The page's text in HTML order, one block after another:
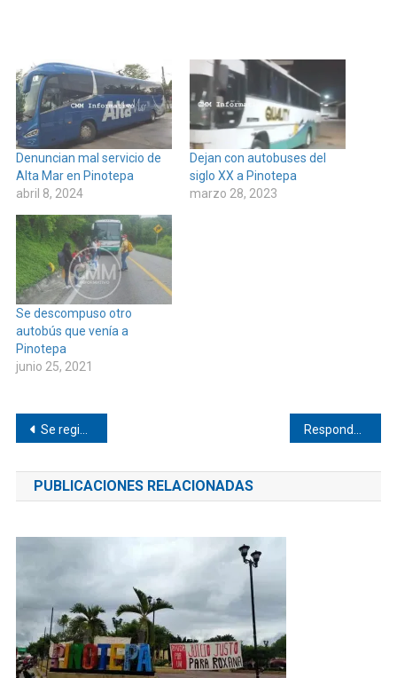
Denuncian mal servicio de
Alta Mar en Pinotepa
abril 8, 2024
Dejan con autobuses del
siglo XX a Pinotepa
marzo 28, 2023
Se descompuso otro
autobús que venía a
Pinotepa
junio 25, 2021
Navegación
de
entradas
Se registraron dos sismos en Pinotepa Nacional
PUBLICACIONES RELACIONADAS